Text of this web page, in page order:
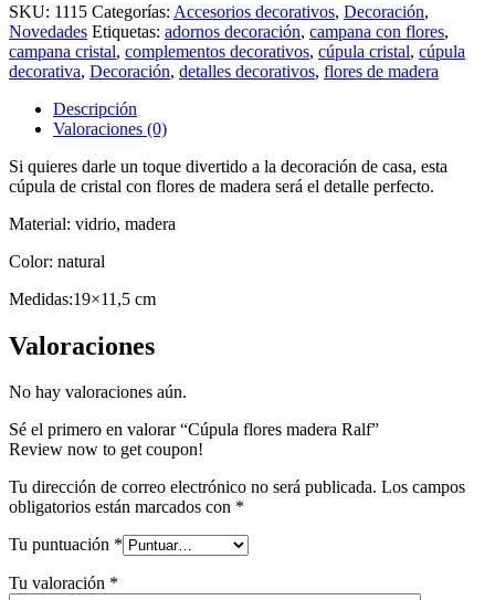
SKU: 1115 Categorías: Accesorios decorativos, Decoración,
Novedades Etiquetas: adornos decoración, campana con flores,
campana cristal, complementos decorativos, cúpula cristal, cúpula
decorativa, Decoración, detalles decorativos, flores de madera
Descripción
Valoraciones (0)
Si quieres darle un toque divertido a la decoración de casa, esta
cúpula de cristal con flores de madera será el detalle perfecto.
Material: vidrio, madera
Color: natural
Medidas:19×11,5 cm
Valoraciones
No hay valoraciones aún.
Sé el primero en valorar “Cúpula flores madera Ralf”
Review now to get coupon!
Tu dirección de correo electrónico no será publicada. Los campos
obligatorios están marcados con *
Tu puntuación *
Tu valoración *